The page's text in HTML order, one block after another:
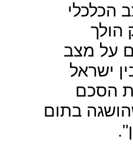
הכלכלי
הולך
על מצב
ישראל
הסכם
בתום